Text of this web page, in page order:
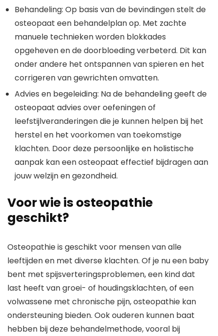
Behandeling: Op basis van de bevindingen stelt de
osteopaat een behandelplan op. Met zachte
manuele technieken worden blokkades
opgeheven en de doorbloeding verbeterd. Dit kan
onder andere het ontspannen van spieren en het
corrigeren van gewrichten omvatten.
Advies en begeleiding: Na de behandeling geeft de
osteopaat advies over oefeningen of
leefstijlveranderingen die je kunnen helpen bij het
herstel en het voorkomen van toekomstige
klachten. Door deze persoonlijke en holistische
aanpak kan een osteopaat effectief bijdragen aan
jouw welzijn en gezondheid.
Voor wie is osteopathie
geschikt?
Osteopathie is geschikt voor mensen van alle
leeftijden en met diverse klachten. Of je nu een baby
bent met spijsverteringsproblemen, een kind dat
last heeft van groei- of houdingsklachten, of een
volwassene met chronische pijn, osteopathie kan
ondersteuning bieden. Ook ouderen kunnen baat
hebben bij deze behandelmethode, vooral bij